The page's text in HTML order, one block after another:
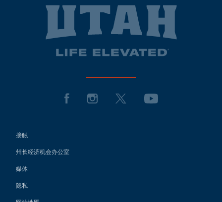
接触
州长经济机会办公室
媒体
隐私